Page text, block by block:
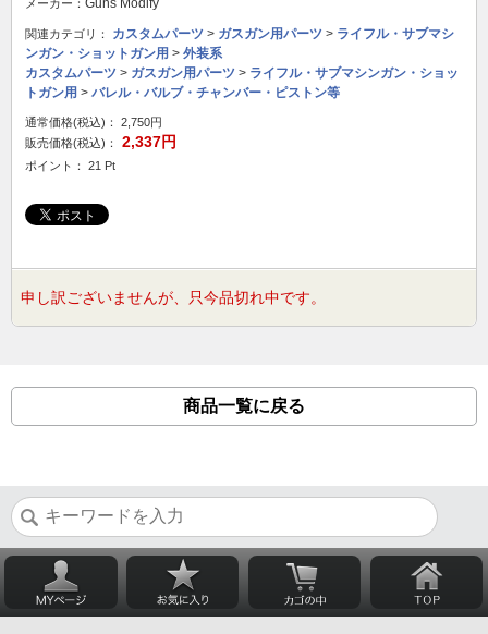
メーカー： Guns Modify
関連カテゴリ： カスタムパーツ > ガスガン用パーツ > ライフル・サブマシ
ンガン・ショットガン用 > 外装系
カスタムパーツ > ガスガン用パーツ > ライフル・サブマシンガン・ショッ
トガン用 > バレル・バルブ・チャンバー・ピストン等
通常価格(税込)：
2,750円
販売価格(税込)：
2,337円
ポイント： 21 Pt
申し訳ございませんが、只今品切れ中です。
商品一覧に戻る